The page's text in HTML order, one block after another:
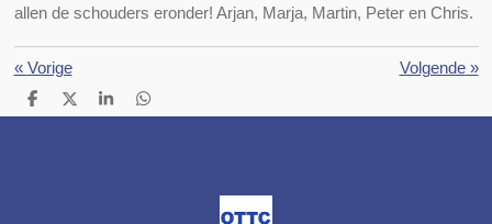
allen de schouders eronder! Arjan, Marja, Martin, Peter en Chris.
« Vorige Volgende»
D
e
D
e
S
h
D
e